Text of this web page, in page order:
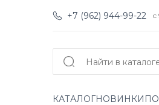
+7 (962) 944-99-22 с
КАТАЛОГНОВИНКИ